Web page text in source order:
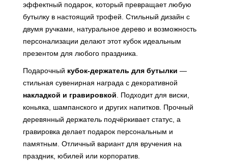
эффектный подарок, который превращает любую
бутылку в настоящий трофей. Стильный дизайн с
двумя ручками, натуральное дерево и возможность
персонализации делают этот кубок идеальным
презентом для любого праздника.
Подарочный кубок‑держатель для бутылки —
стильная сувенирная награда с декоративной
накладкой и гравировкой. Подходит для виски,
коньяка, шампанского и других напитков. Прочный
деревянный держатель подчёркивает статус, а
гравировка делает подарок персональным и
памятным. Отличный вариант для вручения на
праздник, юбилей или корпоратив.